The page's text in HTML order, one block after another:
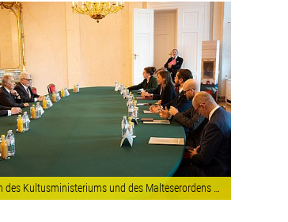
Die Delgationen des Kultusministeriums und des Malteserordens besprachen konkrete Schritte, um den Schutz der Religionsfreiheit nachhaltig zu stärken und die Lage verfolgter Minderheiten deutlich zu verbessern. Fotocredit: © Souveräner Malteser-Ritter-Orden – Christian Lendl